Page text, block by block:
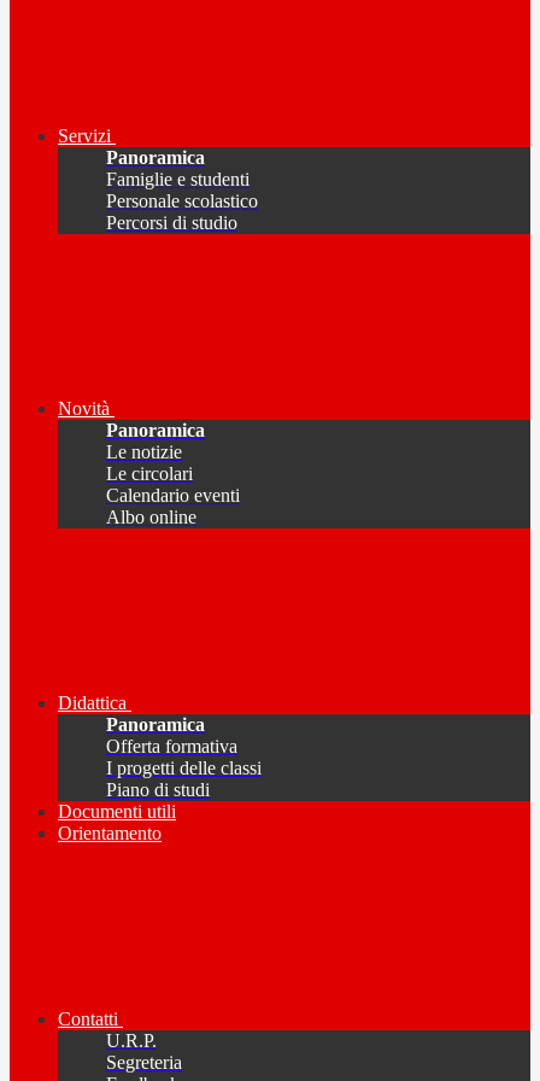
Servizi
Panoramica
Famiglie e studenti
Personale scolastico
Percorsi di studio
Novità
Panoramica
Le notizie
Le circolari
Calendario eventi
Albo online
Didattica
Panoramica
Offerta formativa
I progetti delle classi
Piano di studi
Documenti utili
Orientamento
Contatti
U.R.P.
Segreteria